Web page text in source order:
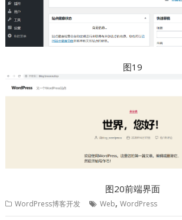
图19
图20前端界面
WordPress博客开发 Web,WordPress